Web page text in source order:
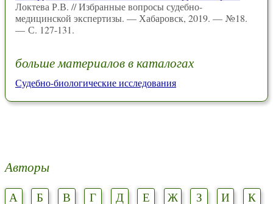
Локтева Р.В. // Избранные вопросы судебно-
медицинской экспертизы. — Хабаровск, 2019. — №18.
— С. 127-131.
больше материалов в каталогах
Судебно-биологические исследования
Авторы
А Б В Г Д Е Ж З И
К